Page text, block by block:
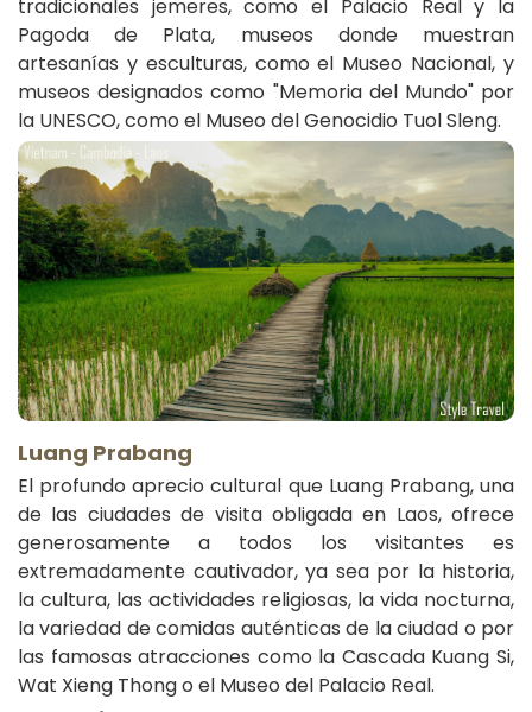
tradicionales jemeres, como el Palacio Real y la
Pagoda de Plata, museos donde muestran
artesanías y esculturas, como el Museo Nacional, y
museos designados como "Memoria del Mundo" por
la UNESCO, como el Museo del Genocidio Tuol Sleng.
Luang Prabang
El profundo aprecio cultural que Luang Prabang, una
de las ciudades de visita obligada en Laos, ofrece
generosamente a todos los visitantes es
extremadamente cautivador, ya sea por la historia,
la cultura, las actividades religiosas, la vida nocturna,
la variedad de comidas auténticas de la ciudad o por
las famosas atracciones como la Cascada Kuang Si,
Wat Xieng Thong o el Museo del Palacio Real.